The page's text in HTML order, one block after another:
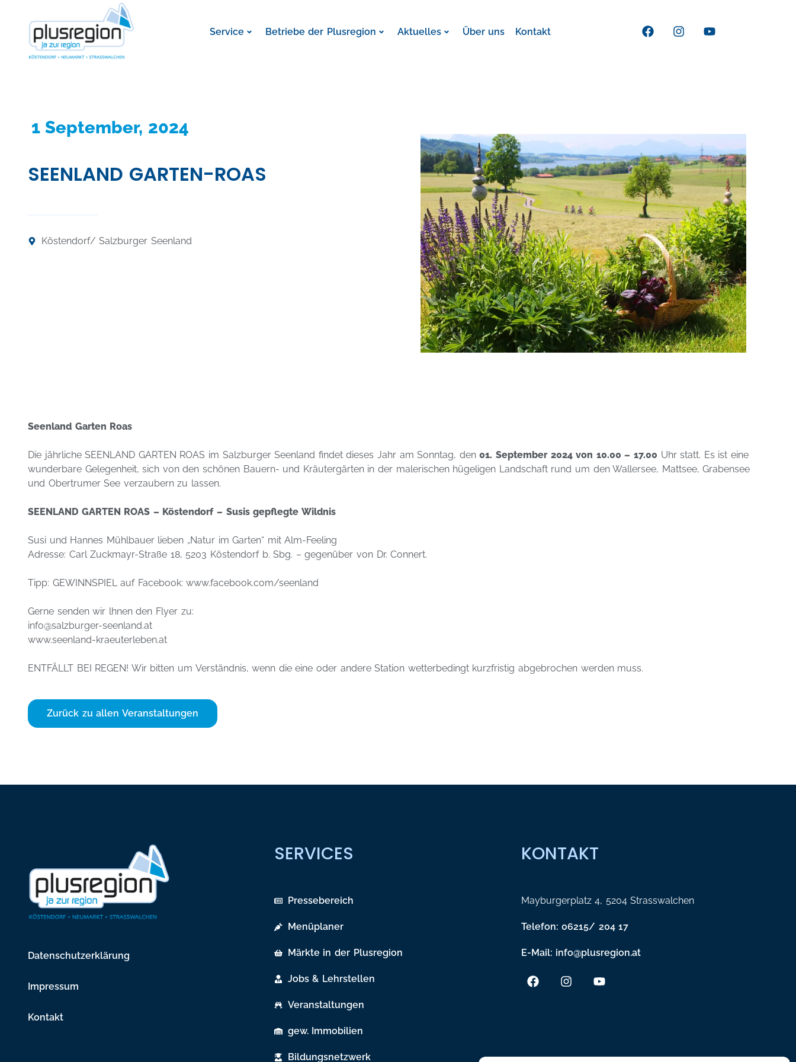
Service Betriebe der Plusregion Aktuelles Über uns Kontakt
1 September, 2024
SEENLAND GARTEN-ROAS
Köstendorf/ Salzburger Seenland
Seenland Garten Roas
Die jährliche SEENLAND GARTEN ROAS im Salzburger Seenland findet dieses Jahr am Sonntag, den01. September 2024 von 10.00 – 17.00 Uhr statt. Es ist eine
wunderbare Gelegenheit, sich von den schönen Bauern- und Kräutergärten in der malerischen hügeligen Landschaft rund um den Wallersee, Mattsee, Grabensee
und Obertrumer See verzaubern zu lassen.
SEENLAND GARTEN ROAS – Köstendorf – Susis gepflegte Wildnis
Susi und Hannes Mühlbauer lieben „Natur im Garten“ mit Alm-Feeling
Adresse: Carl Zuckmayr-Straße 18, 5203 Köstendorf b. Sbg. – gegenüber von Dr. Connert.
Tipp: GEWINNSPIEL auf Facebook: www.facebook.com/seenland
Gerne senden wir lhnen den Flyer zu:
info@salzburger-seenland.at
www.seenland-kraeuterleben.at
ENTFÄLLT BEI REGEN! Wir bitten um Verständnis, wenn die eine oder andere Station wetterbedingt kurzfristig abgebrochen werden muss.
Zurück zu allen Veranstaltungen
Datenschutzerklärung
Impressum
Kontakt
SERVICES
Pressebereich
Menüplaner
Märkte in der Plusregion
Jobs & Lehrstellen
Veranstaltungen
gew. Immobilien
Bildungsnetzwerk
KONTAKT
Mayburgerplatz 4, 5204 Strasswalchen
Telefon: 06215/ 204 17
E-Mail: info@plusregion.at